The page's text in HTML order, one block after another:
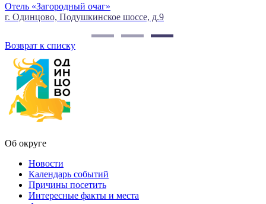
Отель «Загородный очаг»
г. Одинцово, Подушкинское шоссе, д.9
Возврат к списку
Об округе
Новости
Календарь событий
Причины посетить
Интересные факты и места